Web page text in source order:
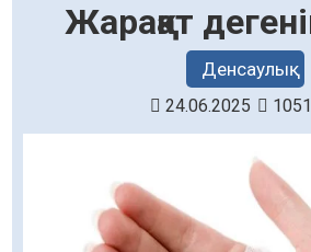
Жарақат
Денсаулық
24.06.2025 1051